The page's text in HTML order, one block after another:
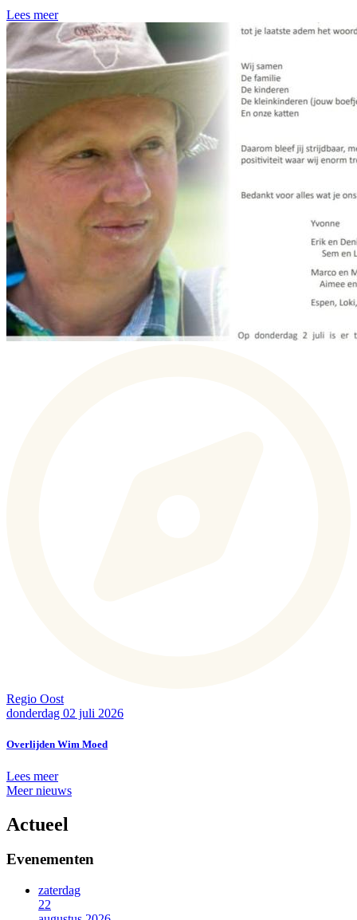
Lees meer
Regio Oost
donderdag 02 juli 2026
Overlijden Wim Moed
Lees meer
Meer nieuws
Actueel
Evenementen
zaterdag
22